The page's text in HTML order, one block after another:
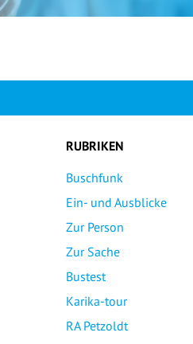
RUBRIKEN
Buschfunk
Ein- und Ausblicke
Zur Person
Zur Sache
Bustest
Karika-tour
RA Petzoldt